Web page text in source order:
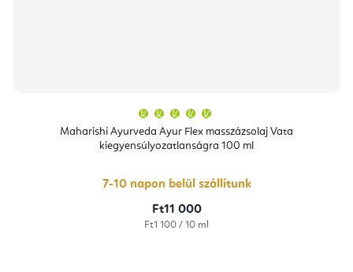
Maharishi Ayurveda Ayur Flex masszázsolaj Vata
kiegyensúlyozatlanságra 100 ml
átlagos
értékelése
5-
csillag.
7-10 napon belül szállítunk
Ft11 000
Egységár:
Ft1 100 / 10 ml